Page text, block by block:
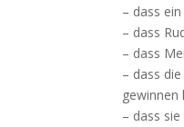
– dass
– dass
– dass
– dass
– dass